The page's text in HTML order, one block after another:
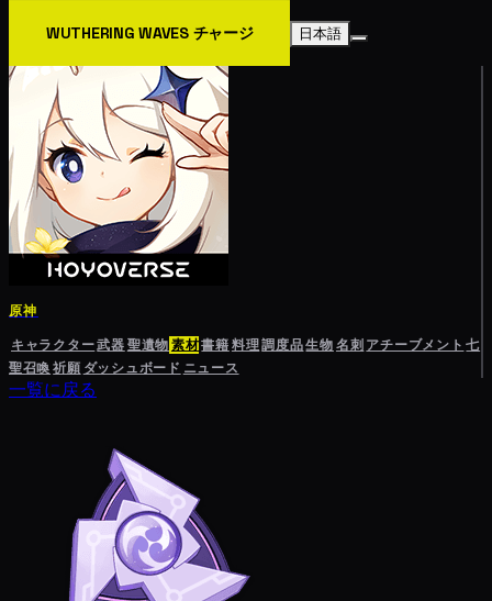
WUTHERING WAVES チャージ 日本語
原神
キャラクター武器聖遺物素材書籍料理調度品生物名刺 アチーブメント 七
聖召喚祈願 ダッシュボード ニュース
一覧に戻る